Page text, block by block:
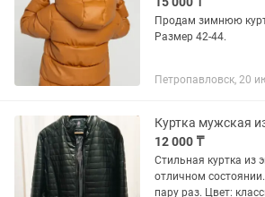
Продам зимнюю
Размер 42-44.
Петропавловск, 20
Куртка мужская
12 000 ₸
Стильная куртка из
отличном
пару раз. Цвет: